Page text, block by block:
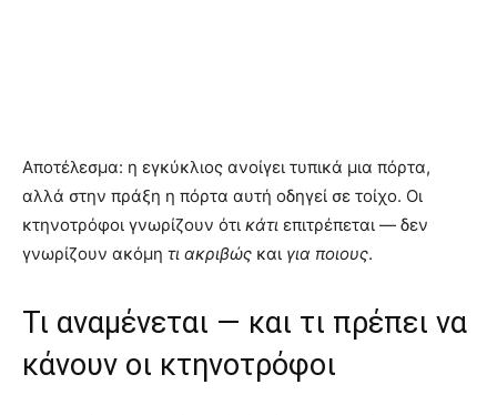
Αποτέλεσμα: η εγκύκλιος ανοίγει τυπικά μια πόρτα,
αλλά στην πράξη η πόρτα αυτή οδηγεί σε τοίχο. Οι
κτηνοτρόφοι γνωρίζουν ότι κάτι επιτρέπεται — δεν
γνωρίζουν ακόμη τι ακριβώς και για ποιους.
Τι αναμένεται — και τι πρέπει να
κάνουν οι κτηνοτρόφοι